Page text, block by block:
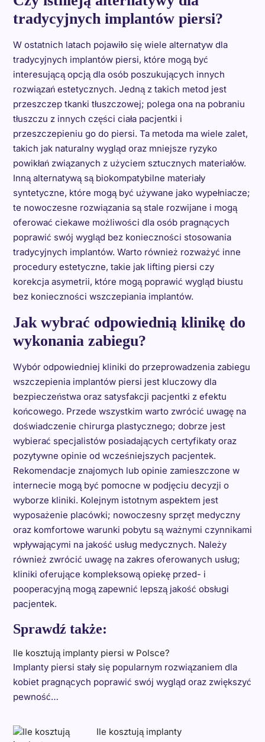
tradycyjnych implantów piersi?
W ostatnich latach pojawiło się wiele alternatyw dla
tradycyjnych implantów piersi, które mogą być
interesującą opcją dla osób poszukujących innych
rozwiązań estetycznych. Jedną z takich metod jest
przeszczep tkanki tłuszczowej; polega ona na pobraniu
tłuszczu z innych części ciała pacjentki i
przeszczepieniu go do piersi. Ta metoda ma wiele zalet,
takich jak naturalny wygląd oraz mniejsze ryzyko
powikłań związanych z użyciem sztucznych materiałów.
Inną alternatywą są biokompatybilne materiały
syntetyczne, które mogą być używane jako wypełniacze;
te nowoczesne rozwiązania są stale rozwijane i mogą
oferować ciekawe możliwości dla osób pragnących
poprawić swój wygląd bez konieczności stosowania
tradycyjnych implantów. Warto również rozważyć inne
procedury estetyczne, takie jak lifting piersi czy
korekcja asymetrii, które mogą poprawić wygląd biustu
bez konieczności wszczepiania implantów.
Jak wybrać odpowiednią klinikę do
wykonania zabiegu?
Wybór odpowiedniej kliniki do przeprowadzenia zabiegu
wszczepienia implantów piersi jest kluczowy dla
bezpieczeństwa oraz satysfakcji pacjentki z efektu
końcowego. Przede wszystkim warto zwrócić uwagę na
doświadczenie chirurga plastycznego; dobrze jest
wybierać specjalistów posiadających certyfikaty oraz
pozytywne opinie od wcześniejszych pacjentek.
Rekomendacje znajomych lub opinie zamieszczone w
internecie mogą być pomocne w podjęciu decyzji o
wyborze kliniki. Kolejnym istotnym aspektem jest
wyposażenie placówki; nowoczesny sprzęt medyczny
oraz komfortowe warunki pobytu są ważnymi czynnikami
wpływającymi na jakość usług medycznych. Należy
również zwrócić uwagę na zakres oferowanych usług;
kliniki oferujące kompleksową opiekę przed- i
pooperacyjną mogą zapewnić lepszą jakość obsługi
pacjentek.
Sprawdź także:
Ile kosztują implanty piersi w Polsce?
Implanty piersi stały się popularnym rozwiązaniem dla
kobiet pragnących poprawić swój wygląd oraz zwiększyć
pewność…
Ile kosztują implanty